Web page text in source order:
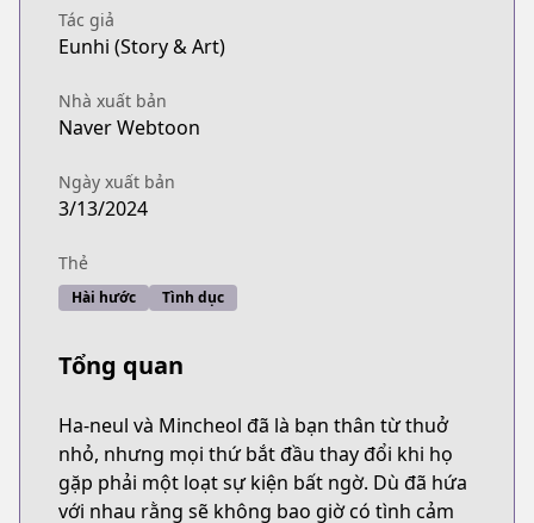
Tác giả
Eunhi (Story & Art)
Nhà xuất bản
Naver Webtoon
Ngày xuất bản
3/13/2024
Thẻ
Hài hước Tình dục
Tổng quan
Ha-neul và Mincheol đã là bạn thân từ thuở
nhỏ, nhưng mọi thứ bắt đầu thay đổi khi họ
gặp phải một loạt sự kiện bất ngờ. Dù đã hứa
với nhau rằng sẽ không bao giờ có tình cảm